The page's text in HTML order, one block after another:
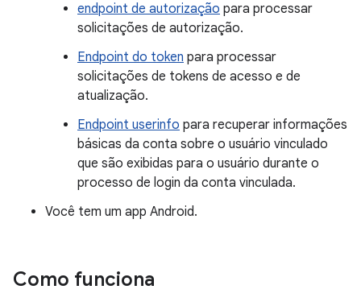
endpoint de autorização para processar
solicitações de autorização.
Endpoint do token para processar
solicitações de tokens de acesso e de
atualização.
Endpoint userinfo para recuperar informações
básicas da conta sobre o usuário vinculado
que são exibidas para o usuário durante o
processo de login da conta vinculada.
Você tem um app Android.
Como funciona